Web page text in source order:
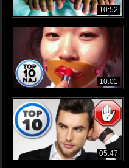
10:52
10:01
05:47